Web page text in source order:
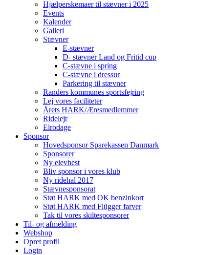
Hjælperskemaer til stævner i 2025
Events
Kalender
Galleri
Stævner
E-stævner
D- stævner Land og Fritid cup
C-stævne i spring
C-stævne i dressur
Parkering til stævner
Randers kommunes sportsfejring
Lej vores faciliteter
Årets HARK/Æresmedlemmer
Ridelejr
Elrodage
Sponsor
Hovedsponsor Sparekassen Danmark
Sponsorer
Ny elevhest
Bliv sponsor i vores klub
Ny ridehal 2017
Stævnesponsorat
Støt HARK med OK benzinkort
Støt HARK med Flügger farver
Tak til vores skiltesponsorer
Til- og afmelding
Webshop
Opret profil
Login